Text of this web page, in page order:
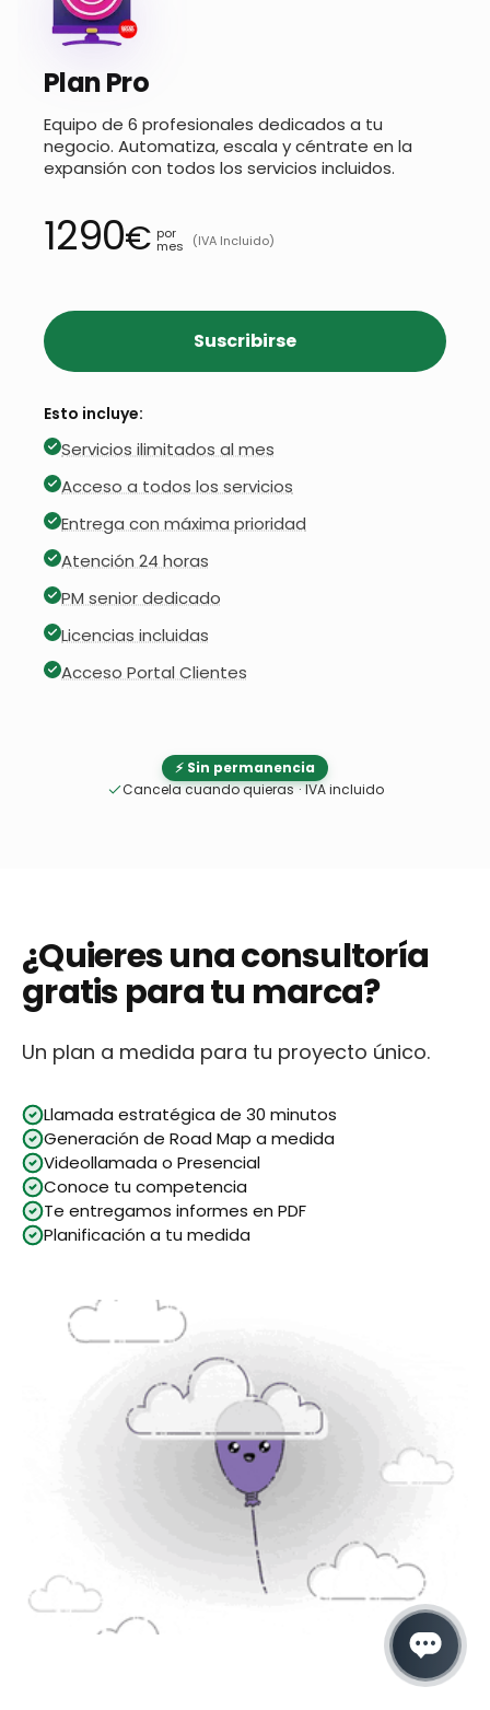
Plan Pro
Equipo de 6 profesionales dedicados a tu
negocio. Automatiza, escala y céntrate en la
expansión con todos los servicios incluidos.
1290€ por
mes (IVA Incluido)
Suscribirse
Esto incluye:
Servicios ilimitados al mes
Acceso a todos los servicios
Entrega con máxima prioridad
Atención 24 horas
PM senior dedicado
Licencias incluidas
Acceso Portal Clientes
⚡ Sin permanencia
Cancela cuando quieras · IVA incluido
¿Quieres una consultoría
gratis para tu marca?
Un plan a medida para tu proyecto único.
Llamada estratégica de 30 minutos
Generación de Road Map a medida
Videollamada o Presencial
Conoce tu competencia
Te entregamos informes en PDF
Planificación a tu medida